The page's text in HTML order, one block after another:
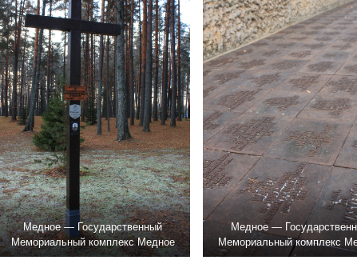
Медное — Государственный
Мемориальный комплекс Медное
Медное —
Мемориальный комплекс